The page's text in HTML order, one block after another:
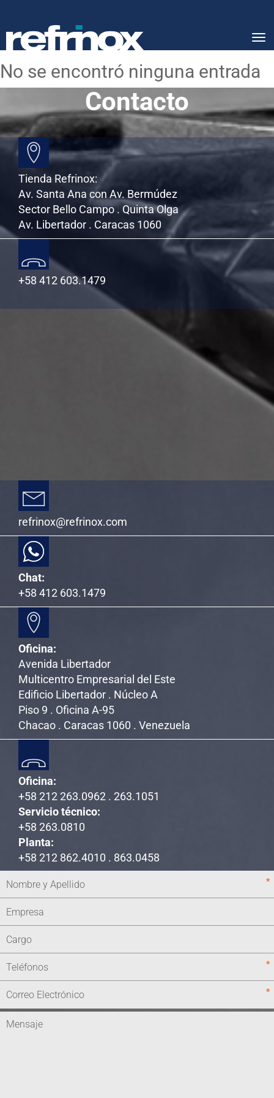
No se encontró ninguna entrada
Contacto
Tienda Refrinox:
Av. Santa Ana con Av. Bermúdez
Sector Bello Campo . Quinta Olga
Av. Libertador . Caracas 1060
+58 412 603.1479
refrinox@refrinox.com
Chat:
+58 412 603.1479
Oficina:
Avenida Libertador
Multicentro Empresarial del Este
Edificio Libertador . Núcleo A
Piso 9 . Oficina A-95
Chacao . Caracas 1060 . Venezuela
Oficina:
+58 212 263.0962 . 263.1051
Servicio técnico:
+58 263.0810
Planta:
+58 212 862.4010 . 863.0458
*
*
*